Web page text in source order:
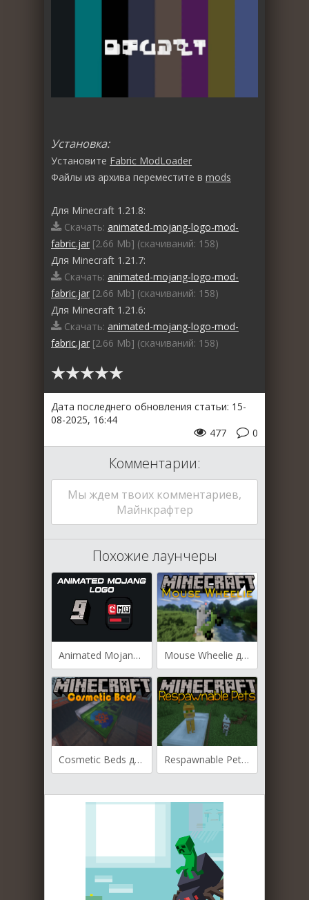
Установка:
Установите Fabric ModLoader
Файлы из архива переместите в mods
Для Minecraft 1.21.8:
Скачать: animated-mojang-logo-mod-
fabric.jar [2.66 Mb] (cкачиваний: 158)
Для Minecraft 1.21.7:
Скачать: animated-mojang-logo-mod-
fabric.jar [2.66 Mb] (cкачиваний: 158)
Для Minecraft 1.21.6:
Скачать: animated-mojang-logo-mod-
fabric.jar [2.66 Mb] (cкачиваний: 158)
Дата последнего обновления статьи: 15-
08-2025, 16:44
0
477
Комментарии:
Мы ждем твоих комментариев,
Майнкрафтер
Похожие лаунчеры
Animated Mojang Logo для Майнкрафт [1.21.8, 1.21.7, 1.21.6] Mouse Wheelie для Майнкрафт [1.20.1, 1.20]
Cosmetic Beds для Майнкрафт [1.13.2, 1.12.2] Respawnable Pets для Майнкрафт 1.12.2